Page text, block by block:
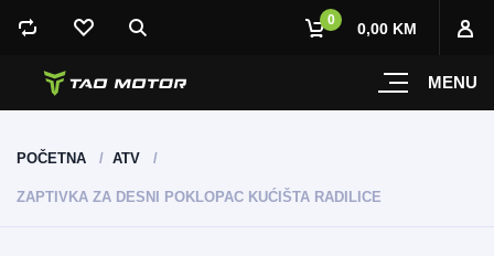
MENU
0 0,00 KM
POČETNA ATV
ZAPTIVKA ZA DESNI POKLOPAC KUĆIŠTA RADILICE